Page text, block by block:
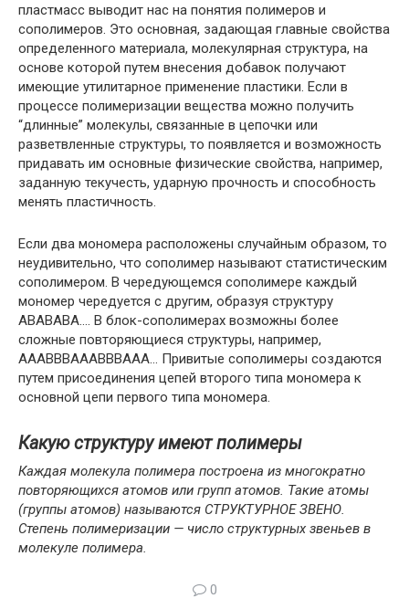
пластмасс выводит нас на понятия полимеров и
сополимеров. Это основная, задающая главные свойства
определенного материала, молекулярная структура, на
основе которой путем внесения добавок получают
имеющие утилитарное применение пластики. Если в
процессе полимеризации вещества можно получить
“длинные” молекулы, связанные в цепочки или
разветвленные структуры, то появляется и возможность
придавать им основные физические свойства, например,
заданную текучесть, ударную прочность и способность
менять пластичность.
Если два мономера расположены случайным образом, то
неудивительно, что сополимер называют статистическим
сополимером. В чередующемся сополимере каждый
мономер чередуется с другим, образуя структуру
ABABABA…. В блок-сополимерах возможны более
сложные повторяющиеся структуры, например,
AAABBBAAABBBAAA… Привитые сополимеры создаются
путем присоединения цепей второго типа мономера к
основной цепи первого типа мономера.
Какую структуру имеют полимеры
Каждая молекула полимера построена из многократно
повторяющихся атомов или групп атомов. Такие атомы
(группы атомов) называются СТРУКТУРНОЕ ЗВЕНО.
Степень полимеризации — число структурных звеньев в
молекуле полимера.
0